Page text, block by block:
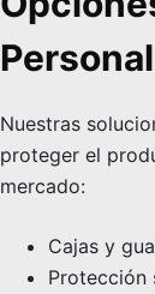
Nuestras
proteger el
mercado:
Cajas y
Protección